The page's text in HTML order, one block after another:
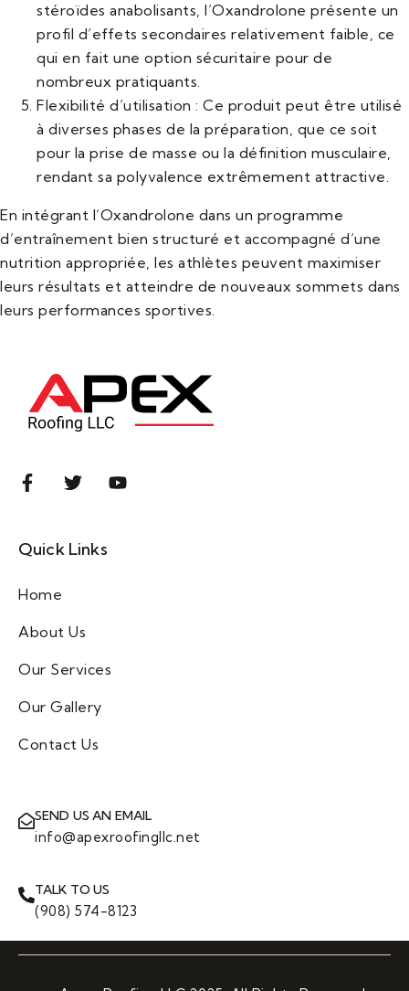
stéroïdes anabolisants, l’Oxandrolone présente un
profil d’effets secondaires relativement faible, ce
qui en fait une option sécuritaire pour de
nombreux pratiquants.
Flexibilité d’utilisation : Ce produit peut être utilisé
à diverses phases de la préparation, que ce soit
pour la prise de masse ou la définition musculaire,
rendant sa polyvalence extrêmement attractive.
En intégrant l’Oxandrolone dans un programme
d’entraînement bien structuré et accompagné d’une
nutrition appropriée, les athlètes peuvent maximiser
leurs résultats et atteindre de nouveaux sommets dans
leurs performances sportives.
Quick Links
Home
About Us
Our Services
Our Gallery
Contact Us
SEND US AN EMAIL
info@apexroofingllc.net
TALK TO US
(908) 574-8123